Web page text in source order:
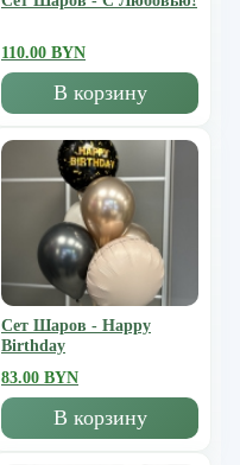
110.00 BYN
В корзину
Сет Шаров - Happy
Birthday
83.00 BYN
В корзину